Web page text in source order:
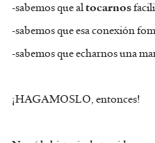
-sabemos que altocarnos
-sabemos que esa conexión
-sabemos que echarnos una
¡HAGAMOSLO, entonces!